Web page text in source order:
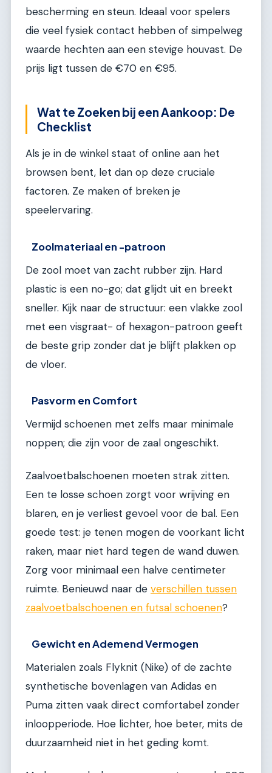
bescherming en steun. Ideaal voor spelers
die veel fysiek contact hebben of simpelweg
waarde hechten aan een stevige houvast. De
prijs ligt tussen de €70 en €95.
Wat te Zoeken bij een Aankoop: De
Checklist
Als je in de winkel staat of online aan het
browsen bent, let dan op deze cruciale
factoren. Ze maken of breken je
speelervaring.
Zoolmateriaal en -patroon
De zool moet van zacht rubber zijn. Hard
plastic is een no-go; dat glijdt uit en breekt
sneller. Kijk naar de structuur: een vlakke zool
met een visgraat- of hexagon-patroon geeft
de beste grip zonder dat je blijft plakken op
de vloer.
Pasvorm en Comfort
Vermijd schoenen met zelfs maar minimale
noppen; die zijn voor de zaal ongeschikt.
Zaalvoetbalschoenen moeten strak zitten.
Een te losse schoen zorgt voor wrijving en
blaren, en je verliest gevoel voor de bal. Een
goede test: je tenen mogen de voorkant licht
raken, maar niet hard tegen de wand duwen.
Zorg voor minimaal een halve centimeter
ruimte. Benieuwd naar de verschillen tussen
zaalvoetbalschoenen en futsal schoenen?
Gewicht en Ademend Vermogen
Materialen zoals Flyknit (Nike) of de zachte
synthetische bovenlagen van Adidas en
Puma zitten vaak direct comfortabel zonder
inloopperiode. Hoe lichter, hoe beter, mits de
duurzaamheid niet in het geding komt.